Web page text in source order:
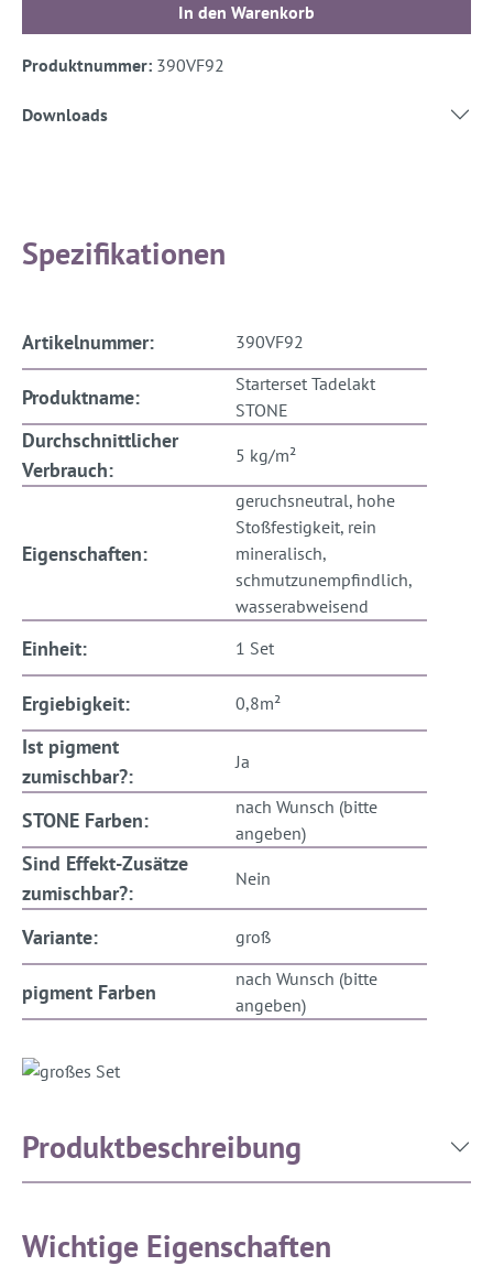
In den Warenkorb
Produktnummer: 390VF92
Downloads
Spezifikationen
Artikelnummer: 390VF92
Produktname:
Starterset Tadelakt
STONE
Durchschnittlicher
Verbrauch:
5 kg/m²
Eigenschaften:
geruchsneutral, hohe
Stoßfestigkeit, rein
mineralisch,
schmutzunempfindlich,
wasserabweisend
Einheit: 1 Set
Ergiebigkeit: 0,8m²
Ist pigment
zumischbar?:
Ja
STONE Farben:
nach Wunsch (bitte
angeben)
Sind Effekt-Zusätze
zumischbar?:
Nein
Variante: groß
pigment Farben
nach Wunsch (bitte
angeben)
Produktbeschreibung
Wichtige Eigenschaften